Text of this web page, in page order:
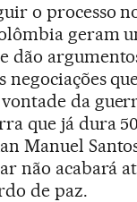
o processo
geram
dão
negociações
da
que já dura
Manuel
não acabará
de paz.